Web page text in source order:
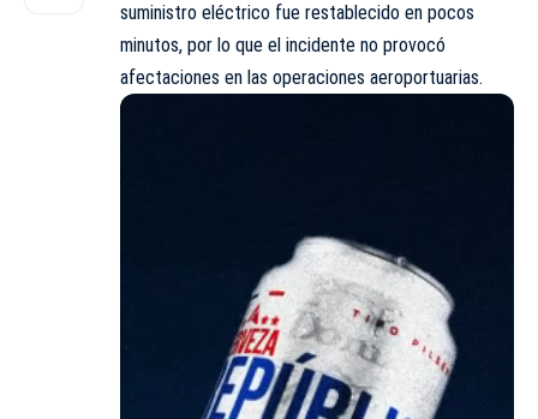
suministro eléctrico fue restablecido en pocos
minutos, por lo que el incidente no provocó
afectaciones en las operaciones aeroportuarias.